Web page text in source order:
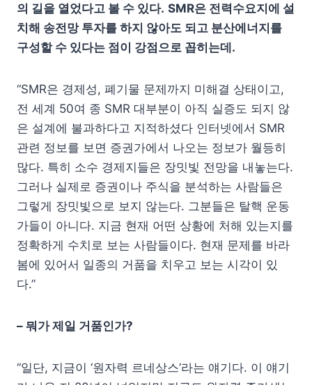
의 길을 열었다고 볼 수 있다. SMR은 전력수요지에 설
치해 송전망 투자를 하지 않아도 되고 분산에너지를
구성할 수 있다는 점이 강점으로 꼽히는데.
“SMR은 경제성, 폐기물 문제까지 미해결 상태이고,
전 세계 50여 종 SMR 대부분이 아직 실증도 되지 않
은 설계에 불과하다고 지적하셨다 인터넷에서 SMR
관련 정보를 보면 증권가에서 나오는 정보가 월등히
많다. 특히 소수 경제지들은 장밋빛 전망을 내놓는다.
그러나 실제로 증권이나 주식을 분석하는 사람들은
그렇게 장밋빛으로 보지 않는다. 그분들은 탈핵 운동
가들이 아니다. 지금 현재 어떤 상황에 처해 있는지를
정확하게 수치로 보는 사람들이다. 현재 문제를 바라
봄에 있어서 일종의 거품을 치우고 보는 시각이 있
다.”
– 뭐가 제일 거품인가?
“일단, 지금이 ‘원자력 르네상스’라는 얘기다. 이 얘기